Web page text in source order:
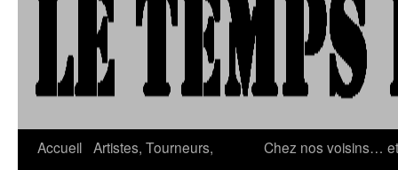
Accueil Artistes, Tourneurs,
Chez nos voisins… et